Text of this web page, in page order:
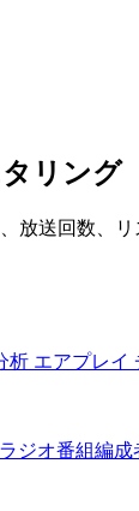
リング
放送回数、リ
析 エアプレイ
ラジオ番組編成